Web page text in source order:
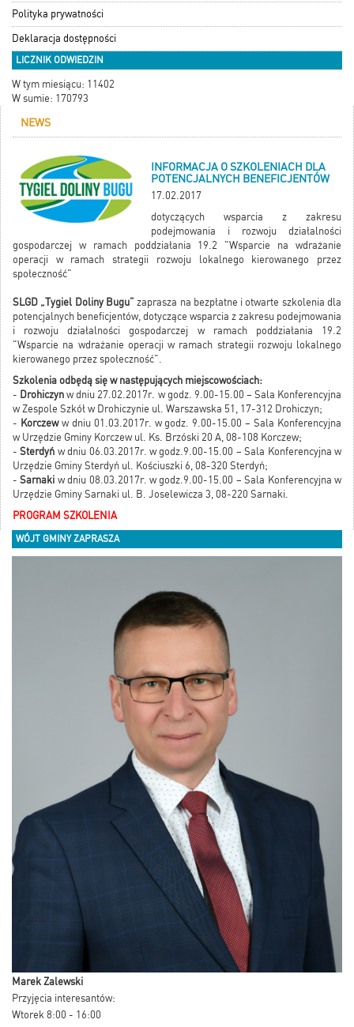
Polityka prywatności
Deklaracja dostępności
LICZNIK ODWIEDZIN
W tym miesiącu: 11402
W sumie: 170793
NEWS
INFORMACJA O SZKOLENIACH DLA
POTENCJALNYCH BENEFICJENTÓW
17.02.2017
dotyczących wsparcia z zakresu
podejmowania i rozwoju działalności
gospodarczej w ramach poddziałania 19.2 "Wsparcie na wdrażanie
operacji w ramach strategii rozwoju lokalnego kierowanego przez
społeczność"
SLGD „Tygiel Doliny Bugu” zaprasza na bezpłatne i otwarte szkolenia dla
potencjalnych beneficjentów, dotyczące wsparcia z zakresu podejmowania
i rozwoju działalności gospodarczej w ramach poddziałania 19.2
"Wsparcie na wdrażanie operacji w ramach strategii rozwoju lokalnego
kierowanego przez społeczność".
Szkolenia odbędą się w następujących miejscowościach:
- Drohiczyn w dniu 27.02.2017r. w godz. 9.00-15.00 – Sala Konferencyjna
w Zespole Szkół w Drohiczynie ul. Warszawska 51, 17-312 Drohiczyn;
- Korczeww dniu 01.03.2017r. w godz. 9.00-15.00 – Sala Konferencyjna
w Urzędzie Gminy Korczew ul. Ks. Brzóski 20 A, 08-108 Korczew;
-Sterdyń w dniu 06.03.2017r. w godz.9.00-15.00 – Sala Konferencyjna w
Urzędzie Gminy Sterdyń ul. Kościuszki 6, 08-320 Sterdyń;
-Sarnaki w dniu 08.03.2017r. w godz.9.00-15.00 – Sala Konferencyjna w
Urzędzie Gminy Sarnaki ul. B. Joselewicza 3, 08-220 Sarnaki.
PROGRAM SZKOLENIA
WÓJT GMINY ZAPRASZA
Marek Zalewski
Przyjęcia interesantów:
Wtorek 8:00 - 16:00